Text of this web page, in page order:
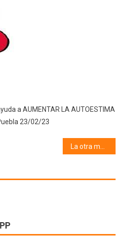
a AUMENTAR LA AUTOESTIMA
23/02/23